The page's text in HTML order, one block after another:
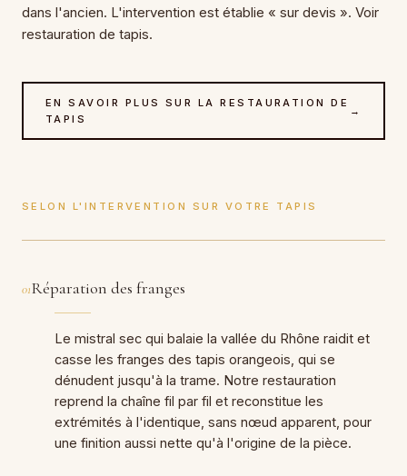
dans l'ancien. L'intervention est établie « sur devis ». Voir
restauration de tapis.
EN SAVOIR PLUS SUR LA RESTAURATION DE
TAPIS
→
SELON L'INTERVENTION SUR VOTRE TAPIS
01Réparation des franges
Le mistral sec qui balaie la vallée du Rhône raidit et
casse les franges des tapis orangeois, qui se
dénudent jusqu'à la trame. Notre restauration
reprend la chaîne fil par fil et reconstitue les
extrémités à l'identique, sans nœud apparent, pour
une finition aussi nette qu'à l'origine de la pièce.